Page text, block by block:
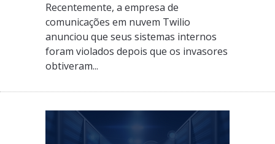
Recentemente, a empresa de
comunicações em nuvem Twilio
anunciou que seus sistemas internos
foram violados depois que os invasores
obtiveram...